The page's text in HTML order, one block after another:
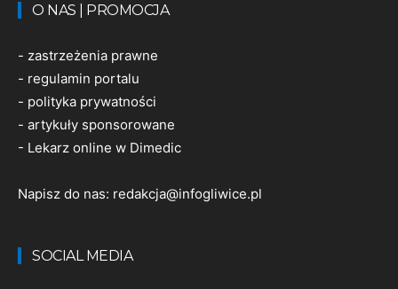
O NAS | PROMOCJA
- zastrzeżenia prawne
- regulamin portalu
- polityka prywatności
- artykuły sponsorowane
- Lekarz online w Dimedic
Napisz do nas: redakcja@infogliwice.pl
SOCIAL MEDIA